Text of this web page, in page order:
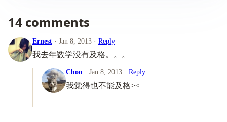
14 comments
Ernest · Jan 8, 2013 · Reply
我去年数学没有及格。。。
Chon · Jan 8, 2013 · Reply
我觉得也不能及格><